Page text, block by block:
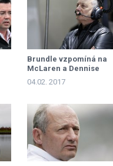
Brundle vzpomíná na
McLaren a Dennise
04.02. 2017